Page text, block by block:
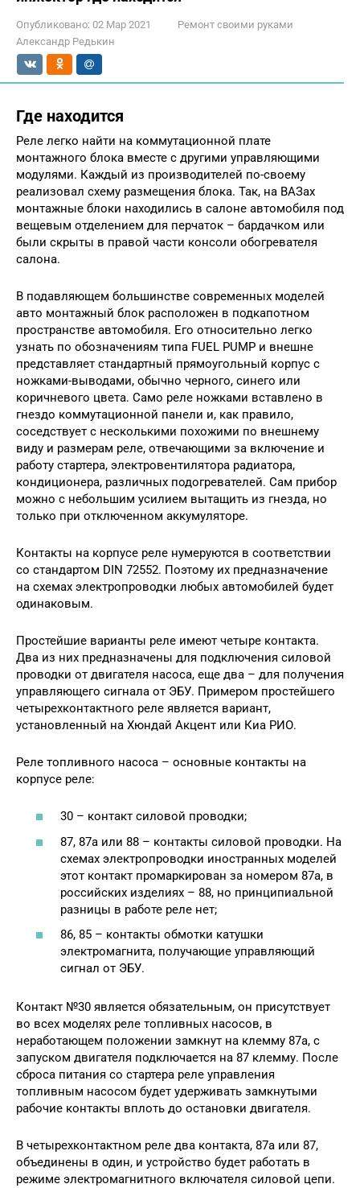
Опубликовано: 02 Мар 2021
Ремонт своими руками
Александр Редькин
Где находится
Реле легко найти на коммутационной плате
монтажного блока вместе с другими управляющими
модулями. Каждый из производителей по-своему
реализовал схему размещения блока. Так, на ВАЗах
монтажные блоки находились в салоне автомобиля под
вещевым отделением для перчаток – бардачком или
были скрыты в правой части консоли обогревателя
салона.
В подавляющем большинстве современных моделей
авто монтажный блок расположен в подкапотном
пространстве автомобиля. Его относительно легко
узнать по обозначениям типа FUEL PUMP и внешне
представляет стандартный прямоугольный корпус с
ножками-выводами, обычно черного, синего или
коричневого цвета. Само реле ножками вставлено в
гнездо коммутационной панели и, как правило,
соседствует с несколькими похожими по внешнему
виду и размерам реле, отвечающими за включение и
работу стартера, электровентилятора радиатора,
кондиционера, различных подогревателей. Сам прибор
можно с небольшим усилием вытащить из гнезда, но
только при отключенном аккумуляторе.
Контакты на корпусе реле нумеруются в соответствии
со стандартом DIN 72552. Поэтому их предназначение
на схемах электропроводки любых автомобилей будет
одинаковым.
Простейшие варианты реле имеют четыре контакта.
Два из них предназначены для подключения силовой
проводки от двигателя насоса, еще два – для получения
управляющего сигнала от ЭБУ. Примером простейшего
четырехконтактного реле является вариант,
установленный на Хюндай Акцент или Киа РИО.
Реле топливного насоса – основные контакты на
корпусе реле:
30 – контакт силовой проводки;
87, 87а или 88 – контакты силовой проводки. На
схемах электропроводки иностранных моделей
этот контакт промаркирован за номером 87а, в
российских изделиях – 88, но принципиальной
разницы в работе реле нет;
86, 85 – контакты обмотки катушки
электромагнита, получающие управляющий
сигнал от ЭБУ.
Контакт №30 является обязательным, он присутствует
во всех моделях реле топливных насосов, в
неработающем положении замкнут на клемму 87а, с
запуском двигателя подключается на 87 клемму. После
сброса питания со стартера реле управления
топливным насосом будет удерживать замкнутыми
рабочие контакты вплоть до остановки двигателя.
В четырехконтактном реле два контакта, 87а или 87,
объединены в один, и устройство будет работать в
режиме электромагнитного включателя силовой цепи.